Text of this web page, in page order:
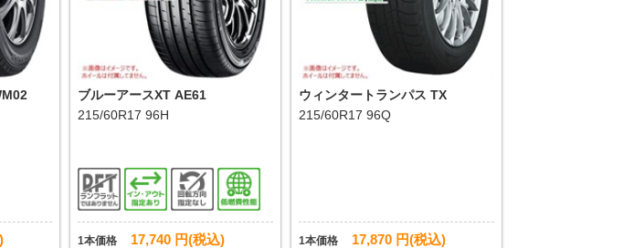
ブルーアースXT AE61
215/60R17 96H
1本価格 17,740 円(税込)
ウィンタートランパス TX
215/60R17 96Q
1本価格 17,870 円(税込)